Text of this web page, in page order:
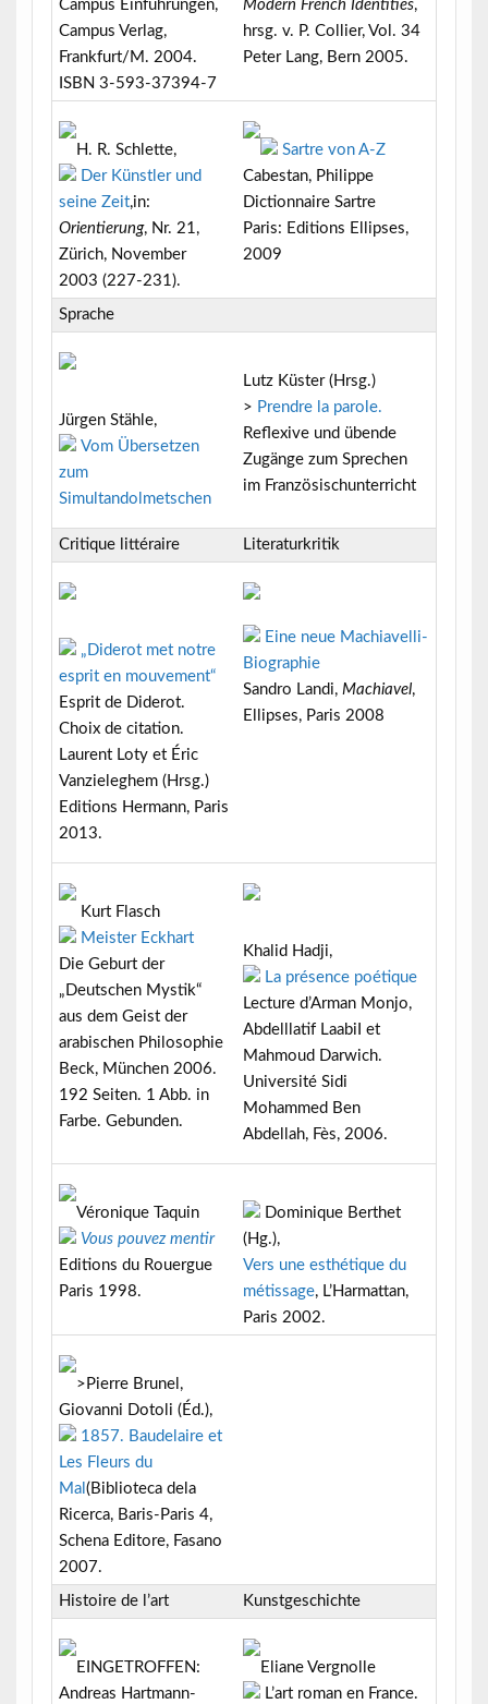
Campus Einführungen,
Campus Verlag,
Frankfurt/M. 2004.
ISBN 3-593-37394-7
Modern French Identities,
hrsg. v. P. Collier, Vol. 34
Peter Lang, Bern 2005.
H. R. Schlette,
Der Künstler und
seine Zeit,in:
Orientierung, Nr. 21,
Zürich, November
2003 (227-231).
Sartre von A-Z
Cabestan, Philippe
Dictionnaire Sartre
Paris: Editions Ellipses,
2009
Sprache
Jürgen Stähle,
Vom Übersetzen
zum
Simultandolmetschen
Lutz Küster (Hrsg.)
> Prendre la parole.
Reflexive und übende
Zugänge zum Sprechen
im Französischunterricht
Critique littéraire Literaturkritik
„Diderot met notre
esprit en mouvement“
Esprit de Diderot.
Choix de citation.
Laurent Loty et Éric
Vanzieleghem (Hrsg.)
Editions Hermann, Paris
2013.
Eine neue Machiavelli-
Biographie
Sandro Landi, Machiavel,
Ellipses, Paris 2008
Kurt Flasch
Meister Eckhart
Die Geburt der
„Deutschen Mystik“
aus dem Geist der
arabischen Philosophie
Beck, München 2006.
192 Seiten. 1 Abb. in
Farbe. Gebunden.
Khalid Hadji,
La présence poétique
Lecture d’Arman Monjo,
Abdelllatif LaabiI et
Mahmoud Darwich.
Université Sidi
Mohammed Ben
Abdellah, Fès, 2006.
Véronique Taquin
Vous pouvez mentir
Editions du Rouergue
Paris 1998.
Dominique Berthet
(Hg.),
Vers une esthétique du
métissage, L’Harmattan,
Paris 2002.
>Pierre Brunel,
Giovanni Dotoli (Éd.),
1857. Baudelaire et
Les Fleurs du
Mal (Biblioteca dela
Ricerca, Baris-Paris 4,
Schena Editore, Fasano
2007.
Histoire de l’art Kunstgeschichte
EINGETROFFEN:
Andreas Hartmann-
Eliane Vergnolle
L’art roman en France.